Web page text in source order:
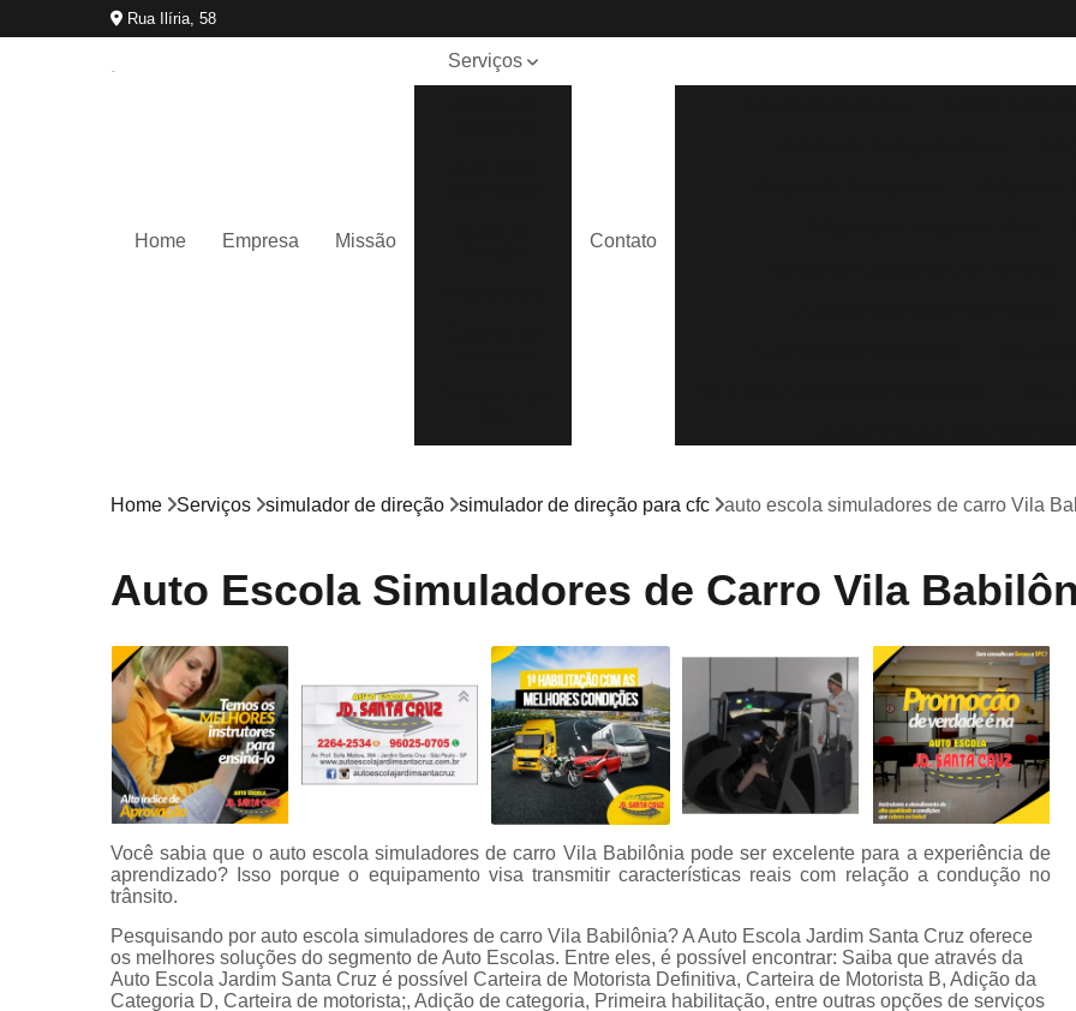
Rua Ilíria, 58
Home Empresa Missão
Serviços
especializados
de transporte
Mudar
categoria
Primeira
habilitação
Primeiras
habilitações
cnh
Simulador de
direção
Contato
Aula de Direção Auto Escola
Aula de
Aula de Direção Defensiva
Aula de Direção para Iniciantes
Auto Escola para Aprender Dirigir
Auto
Auto Escola para Estrangeiros
Auto Escola para Habilitados
Auto
Auto Escola para Iniciantes
Auto Escola para Reciclagem
Carteira de Motorista B
Carteira de Motorista de
Home Serviços simulador de direção simulador de direção para cfc auto escola simuladores de carro Vila
Auto Escola Simuladores de Carro Vila
Você sabia que o auto escola simuladores de carro Vila Babilônia pode ser excelente para a experiência de
aprendizado? Isso porque o equipamento visa transmitir características reais com relação a condução no
trânsito.
Pesquisando por auto escola simuladores de carro Vila Babilônia? A Auto Escola Jardim Santa Cruz oferece
os melhores soluções do segmento de Auto Escolas. Entre eles, é possível encontrar: Saiba que através da
Auto Escola Jardim Santa Cruz é possível Carteira de Motorista Definitiva, Carteira de Motorista B, Adição da
Categoria D, Carteira de motorista;, Adição de categoria, Primeira habilitação, entre outras opções de serviços